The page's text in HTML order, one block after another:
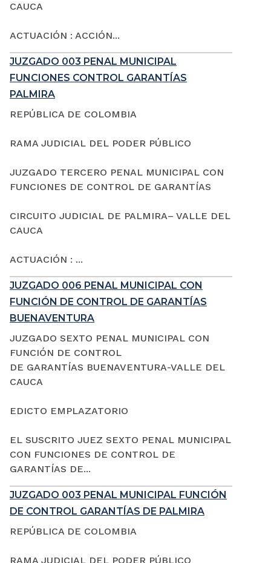
CAUCA
ACTUACIÓN : ACCIÓN...
JUZGADO 003 PENAL MUNICIPAL
FUNCIONES CONTROL GARANTÍAS
PALMIRA
REPÚBLICA DE COLOMBIA
RAMA JUDICIAL DEL PODER PÚBLICO
JUZGADO TERCERO PENAL MUNICIPAL CON
FUNCIONES DE CONTROL DE GARANTÍAS
CIRCUITO JUDICIAL DE PALMIRA– VALLE DEL
CAUCA
ACTUACIÓN : ...
JUZGADO 006 PENAL MUNICIPAL CON
FUNCIÓN DE CONTROL DE GARANTÍAS
BUENAVENTURA
JUZGADO SEXTO PENAL MUNICIPAL CON
FUNCIÓN DE CONTROL
DE GARANTÍAS BUENAVENTURA-VALLE DEL
CAUCA
EDICTO EMPLAZATORIO
EL SUSCRITO JUEZ SEXTO PENAL MUNICIPAL
CON FUNCIONES DE CONTROL DE
GARANTÍAS DE...
JUZGADO 003 PENAL MUNICIPAL FUNCIÓN
DE CONTROL GARANTÍAS DE PALMIRA
REPÚBLICA DE COLOMBIA
RAMA JUDICIAL DEL PODER PÚBLICO